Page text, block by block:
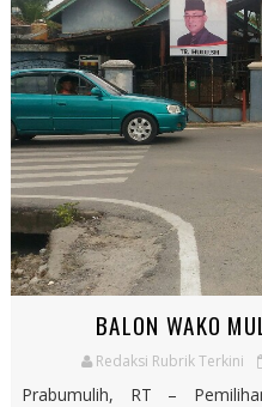
BALON WAKO
Redaksi Rubrik Terkini
Prabumulih, RT –